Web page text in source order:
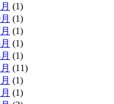
(1)
(1)
(1)
(1)
(1)
(11)
(1)
(1)